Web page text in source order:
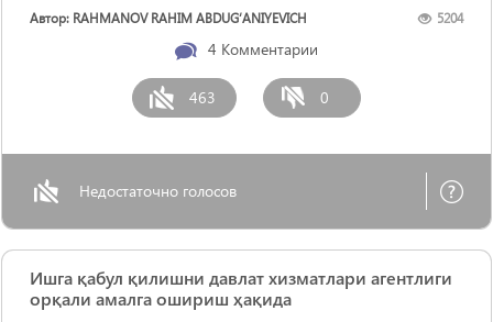
Автор: RAHMANOV RAHIM ABDUG‘ANIYEVICH 5204
4 Комментарии
463 0
Недостаточно голосов
Ишга қабул қилишни давлат хизматлари агентлиги
орқали амалга ошириш ҳақида